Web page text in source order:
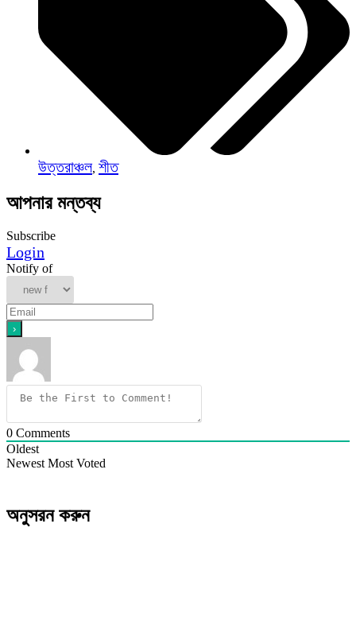
উত্তরাঞ্চল, শীত
আপনার মন্তব্য
Subscribe
Login
Notify of
0 Comments
Oldest
Newest Most Voted
অনুসরন করুন